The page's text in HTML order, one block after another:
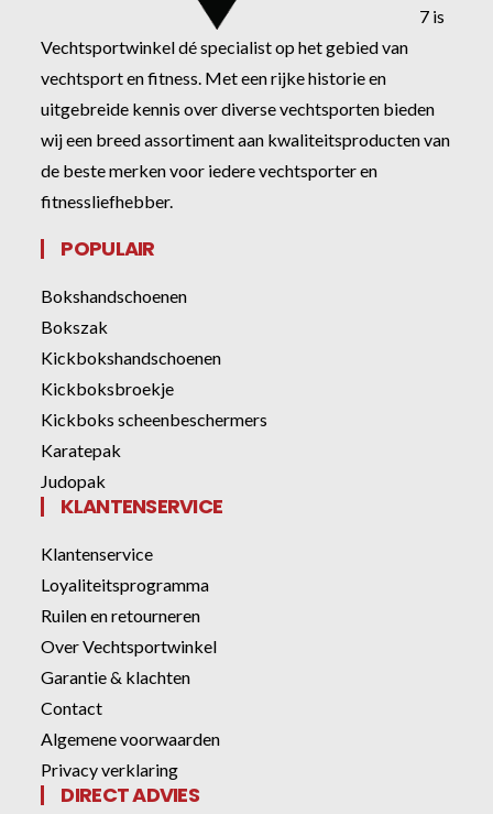
7 is
Vechtsportwinkel dé specialist op het gebied van
vechtsport en fitness. Met een rijke historie en
uitgebreide kennis over diverse vechtsporten bieden
wij een breed assortiment aan kwaliteitsproducten van
de beste merken voor iedere vechtsporter en
fitnessliefhebber.
POPULAIR
Bokshandschoenen
Bokszak
Kickbokshandschoenen
Kickboksbroekje
Kickboks scheenbeschermers
Karatepak
Judopak
KLANTENSERVICE
Klantenservice
Loyaliteitsprogramma
Ruilen en retourneren
Over Vechtsportwinkel
Garantie & klachten
Contact
Algemene voorwaarden
Privacy verklaring
DIRECT ADVIES